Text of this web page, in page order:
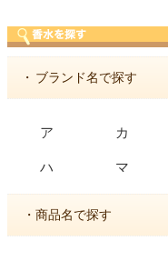
・ ブランド名で探す
ア カ
ハ マ
・商品名で探す